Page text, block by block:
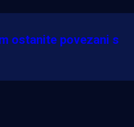
ostanite povezani s